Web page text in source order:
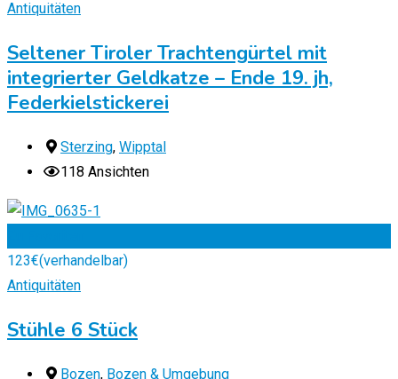
Antiquitäten
Seltener Tiroler Trachtengürtel mit
integrierter Geldkatze – Ende 19. jh,
Federkielstickerei
Sterzing, Wipptal
118 Ansichten
123€(verhandelbar)
Antiquitäten
Stühle 6 Stück
Bozen, Bozen & Umgebung